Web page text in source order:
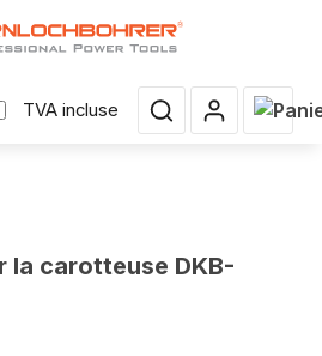
TVA incluse Le
la carotteuse DKB-